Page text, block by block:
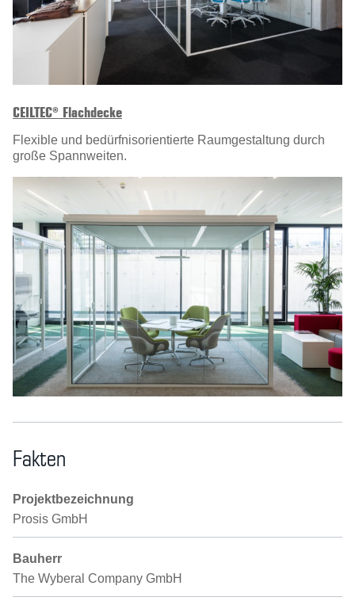
CEILTEC® Flachdecke
Flexible und bedürfnisorientierte Raumgestaltung durch
große Spannweiten.
Fakten
Projektbezeichnung
Prosis GmbH
Bauherr
The Wyberal Company GmbH